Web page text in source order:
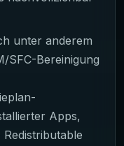
unter anderem
SFC-Bereinigung
Apps,